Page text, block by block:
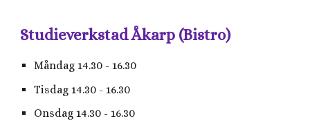
Studieverkstad Åkarp (Bistro)
Måndag 14.30 - 16.30
Tisdag 14.30 - 16.30
Onsdag 14.30 - 16.30